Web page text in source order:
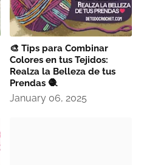
🎨 Tips para Combinar
Colores en tus Tejidos:
Realza la Belleza de tus
Prendas 🧶
January 06, 2025